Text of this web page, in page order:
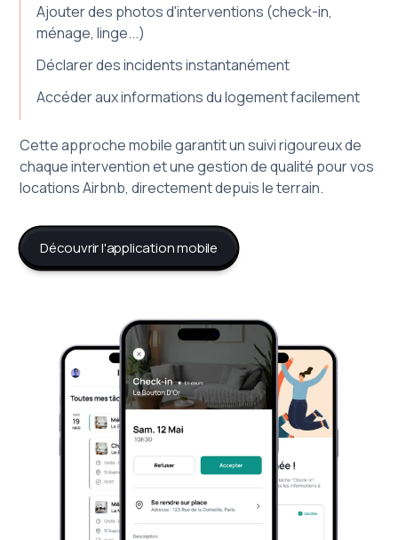
Ajouter des photos d'interventions (check-in,
ménage, linge...)
Déclarer des incidents instantanément
Accéder aux informations du logement facilement
Cette approche mobile garantit un suivi rigoureux de
chaque intervention et une gestion de qualité pour vos
locations Airbnb, directement depuis le terrain.
Découvrir l'application mobile